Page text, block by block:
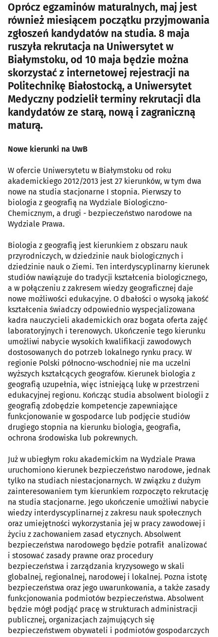
Oprócz egzaminów maturalnych, maj jest
również miesiącem początku przyjmowania
zgłoszeń kandydatów na studia. 8 maja
ruszyła rekrutacja na Uniwersytet w
Białymstoku, od 10 maja będzie można
skorzystać z internetowej rejestracji na
Politechnikę Białostocką, a Uniwersytet
Medyczny podzielił terminy rekrutacji dla
kandydatów ze starą, nową i zagraniczną
maturą.
Nowe kierunki na UwB
W ofercie Uniwersytetu w Białymstoku od roku
akademickiego 2012/2013 jest 27 kierunków, w tym dwa
nowe na studia stacjonarne I stopnia. Pierwszy to
biologia z geografią na Wydziale Biologiczno-
Chemicznym, a drugi - bezpieczeństwo narodowe na
Wydziale Prawa.
Biologia z geografią jest kierunkiem z obszaru nauk
przyrodniczych, w dziedzinie nauk biologicznych i
dziedzinie nauk o Ziemi. Ten interdyscyplinarny kierunek
studiów nawiązuje do tradycji kształcenia biologicznego,
a w połączeniu z zakresem wiedzy geograficznej daje
nowe możliwości edukacyjne. O dbałości o wysoką jakość
kształcenia świadczy odpowiednio wyspecjalizowana
kadra nauczycieli akademickich oraz bogata oferta zajęć
laboratoryjnych i terenowych. Ukończenie tego kierunku
umożliwi nabycie wysokich kwalifikacji zawodowych
dostosowanych do potrzeb lokalnego rynku pracy. W
regionie Polski północno-wschodniej nie ma uczelni
wyższych kształcących geografów. Kierunek biologia z
geografią uzupełnia, więc istniejącą lukę w przestrzeni
edukacyjnej regionu. Kończąc studia absolwent biologii z
geografią zdobędzie kompetencje zapewniające
funkcjonowanie w gospodarce lub podjęcie studiów
drugiego stopnia na kierunku biologia, geografia,
ochrona środowiska lub pokrewnych.
Już w ubiegłym roku akademickim na Wydziale Prawa
uruchomiono kierunek bezpieczeństwo narodowe, jednak
tylko na studiach niestacjonarnych. W związku z dużym
zainteresowaniem tym kierunkiem rozpoczęto rekrutację
na studia stacjonarne. Jego ukończenie umożliwi nabycie
wiedzy interdyscyplinarnej z zakresu nauk społecznych
oraz umiejętności wykorzystania jej w pracy zawodowej i
życiu z zachowaniem zasad etycznych. Absolwent
bezpieczeństwa narodowego będzie potrafił analizować
i stosować zasady prawne oraz procedury
bezpieczeństwa i zarządzania kryzysowego w skali
globalnej, regionalnej, narodowej i lokalnej. Pozna istotę
bezpieczeństwa oraz jego uwarunkowania, a także zasady
funkcjonowania podmiotów bezpieczeństwa. Absolwent
będzie mógł podjąć pracę w strukturach administracji
publicznej, organizacjach zajmujących się
bezpieczeństwem obywateli i podmiotów gospodarczych